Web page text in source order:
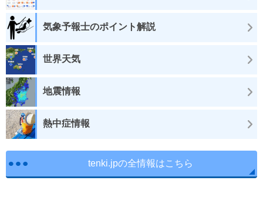
気象予報士のポイント解説
世界天気
地震情報
熱中症情報
tenki.jpの全情報はこちら